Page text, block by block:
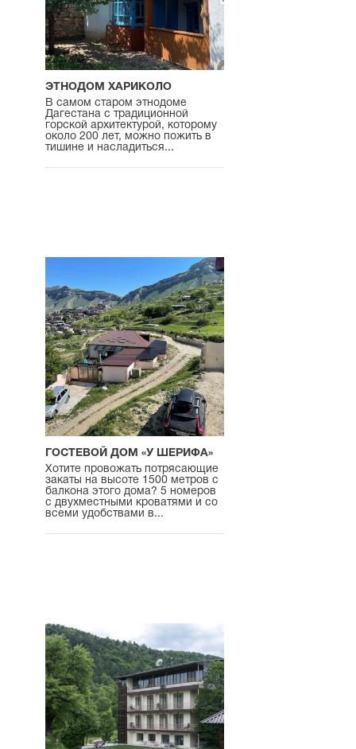
ЭТНОДОМ ХАРИКОЛО
В самом старом этнодоме
Дагестана с традиционной
горской архитектурой, которому
около 200 лет, можно пожить в
тишине и насладиться...
ГОСТЕВОЙ ДОМ «У ШЕРИФА»
Хотите провожать потрясающие
закаты на высоте 1500 метров с
балкона этого дома? 5 номеров
с двухместными кроватями и со
всеми удобствами в...